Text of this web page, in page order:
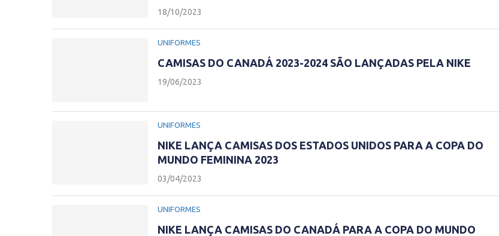
18/10/2023
UNIFORMES
CAMISAS DO CANADÁ 2023-2024 SÃO LANÇADAS PELA NIKE
19/06/2023
UNIFORMES
NIKE LANÇA CAMISAS DOS ESTADOS UNIDOS PARA A COPA DO
MUNDO FEMININA 2023
03/04/2023
UNIFORMES
NIKE LANÇA CAMISAS DO CANADÁ PARA A COPA DO MUNDO